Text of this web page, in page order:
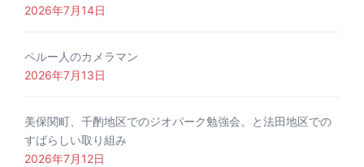
2026年7月14日
ペルー人のカメラマン
2026年7月13日
美保関町、千酌地区でのジオパーク勉強会。と法田地区での
すばらしい取り組み
2026年7月12日